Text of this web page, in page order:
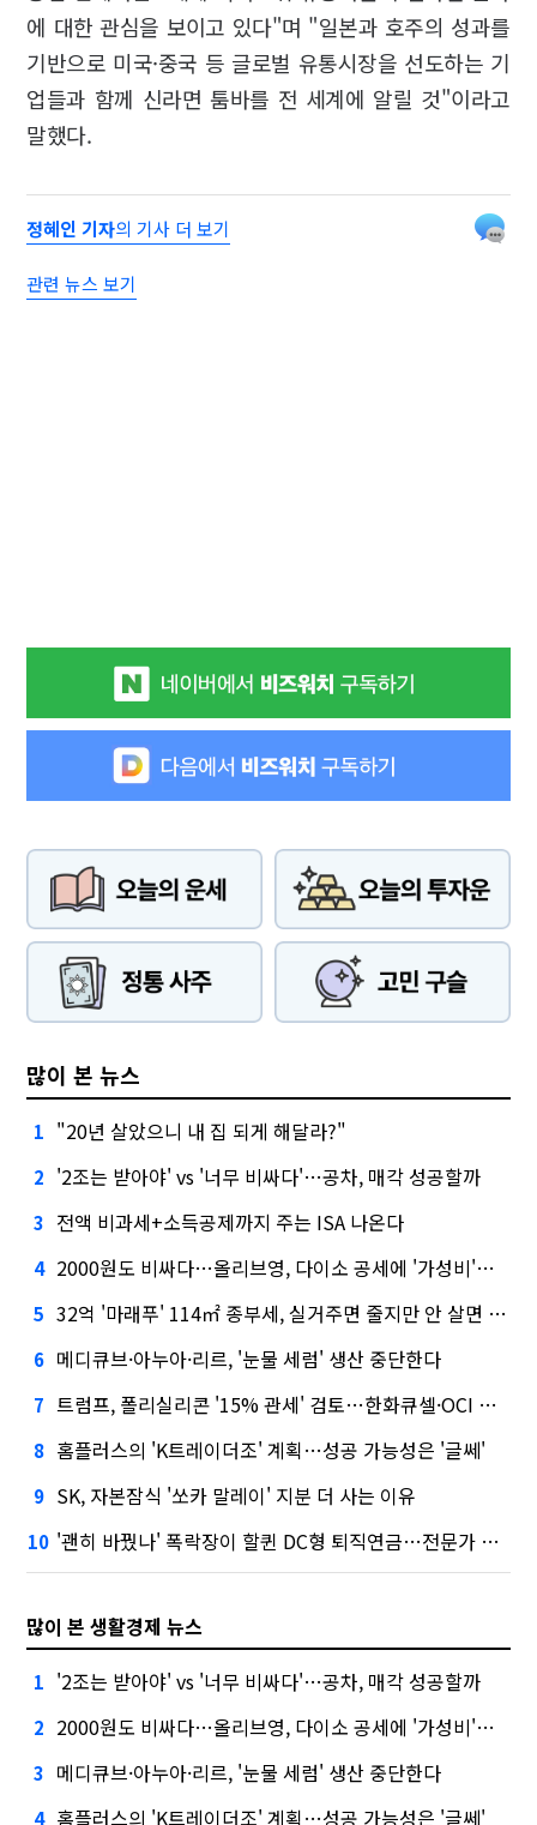
에 대한 관심을 보이고 있다"며 "일본과 호주의 성과를
기반으로 미국·중국 등 글로벌 유통시장을 선도하는 기
업들과 함께 신라면 툼바를 전 세계에 알릴 것"이라고
말했다.
정혜인 기자의 기사 더 보기
관련 뉴스 보기
많이 본 뉴스
1 "20년 살았으니 내 집 되게 해달라?"
2 '2조는 받아야' vs '너무 비싸다'…공차, 매각 성공할까
3 전액 비과세+소득공제까지 주는 ISA 나온다
4 2000원도 비싸다…올리브영, 다이소 공세에 '가성비'로 맞불
5 32억 '마래푸' 114㎡ 종부세, 실거주면 줄지만 안 살면 2.5배
6 메디큐브·아누아·리르, '눈물 세럼' 생산 중단한다
7 트럼프, 폴리실리콘 '15% 관세' 검토…한화큐셀·OCI 영향은?
8 홈플러스의 'K트레이더조' 계획…성공 가능성은 '글쎄'
9 SK, 자본잠식 '쏘카 말레이' 지분 더 사는 이유
10 '괜히 바꿨나' 폭락장이 할퀸 DC형 퇴직연금…전문가 조언은
많이 본 생활경제 뉴스
1 '2조는 받아야' vs '너무 비싸다'…공차, 매각 성공할까
2 2000원도 비싸다…올리브영, 다이소 공세에 '가성비'로 맞불
3 메디큐브·아누아·리르, '눈물 세럼' 생산 중단한다
4 홈플러스의 'K트레이더조' 계획…성공 가능성은 '글쎄'